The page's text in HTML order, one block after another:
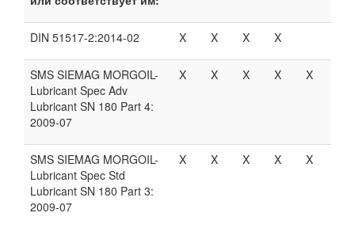
DIN 51517-2:2014-02 X X X X
SMS SIEMAG MORGOIL-
Lubricant Spec Adv
Lubricant SN 180 Part 4:
2009-07
X X X X X
SMS SIEMAG MORGOIL-
Lubricant Spec Std
Lubricant SN 180 Part 3:
2009-07
X X X X X